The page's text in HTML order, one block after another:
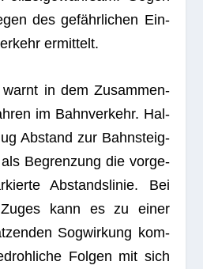
des gefähr­li­chen Ein­
ermittelt.
warnt in dem Zusam­men­
im Bahn­ver­kehr. Hal­
Abstand zur Bahn­steig­
Begren­zung die vor­ge­
Abstands­li­nie. Bei
kann es zu einer
Sog­wir­kung kom­
Fol­gen mit sich